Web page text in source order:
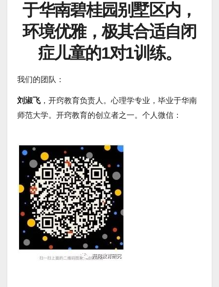
于华南碧桂园别墅区内，
环境优雅，极其合适自闭
症儿童的1对1训练。
我们的团队：
刘淑飞 ，开窍教育负责人。 心理学专业， 毕业于华南
师范大学。 开窍教育的创立者之一。个人微信：